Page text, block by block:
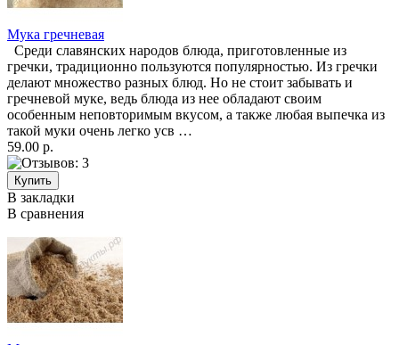
Мука гречневая
Среди славянских народов блюда, приготовленные из
гречки, традиционно пользуются популярностью. Из гречки
делают множество разных блюд. Но не стоит забывать и
гречневой муке, ведь блюда из нее обладают своим
особенным неповторимым вкусом, а также любая выпечка из
такой муки очень легко усв …
59.00 р.
В закладки
В сравнения